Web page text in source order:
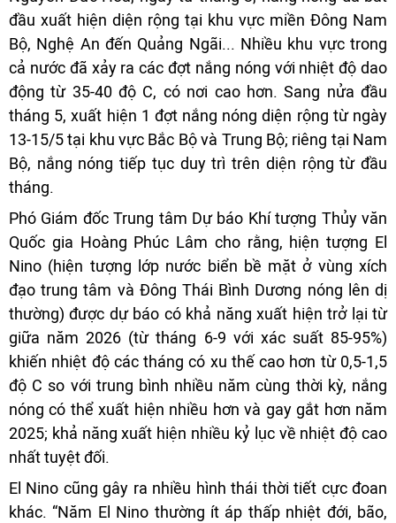
đầu xuất hiện diện rộng tại khu vực miền Đông Nam
Bộ, Nghệ An đến Quảng Ngãi... Nhiều khu vực trong
cả nước đã xảy ra các đợt nắng nóng với nhiệt độ dao
động từ 35-40 độ C, có nơi cao hơn. Sang nửa đầu
tháng 5, xuất hiện 1 đợt nắng nóng diện rộng từ ngày
13-15/5 tại khu vực Bắc Bộ và Trung Bộ; riêng tại Nam
Bộ, nắng nóng tiếp tục duy trì trên diện rộng từ đầu
tháng.
Phó Giám đốc Trung tâm Dự báo Khí tượng Thủy văn
Quốc gia Hoàng Phúc Lâm cho rằng, hiện tượng El
Nino (hiện tượng lớp nước biển bề mặt ở vùng xích
đạo trung tâm và Đông Thái Bình Dương nóng lên dị
thường) được dự báo có khả năng xuất hiện trở lại từ
giữa năm 2026 (từ tháng 6-9 với xác suất 85-95%)
khiến nhiệt độ các tháng có xu thế cao hơn từ 0,5-1,5
độ C so với trung bình nhiều năm cùng thời kỳ, nắng
nóng có thể xuất hiện nhiều hơn và gay gắt hơn năm
2025; khả năng xuất hiện nhiều kỷ lục về nhiệt độ cao
nhất tuyệt đối.
El Nino cũng gây ra nhiều hình thái thời tiết cực đoan
khác. “Năm El Nino thường ít áp thấp nhiệt đới, bão,